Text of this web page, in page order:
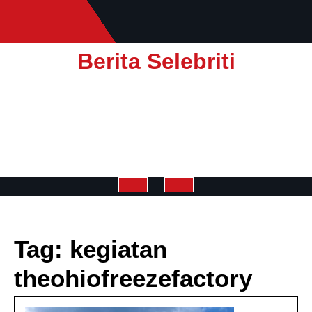
Berita Selebriti
Button
Tag: kegiatan
theohiofreezefactory